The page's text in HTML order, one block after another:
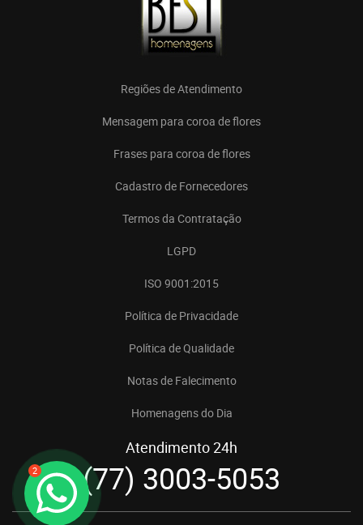
2
Regiões de Atendimento
Mensagem para coroa de flores
Frases para coroa de flores
Cadastro de Fornecedores
Termos da Contratação
LGPD
ISO 9001:2015
Política de Privacidade
Política de Qualidade
Notas de Falecimento
Homenagens do Dia
Atendimento 24h
(77) 3003-5053